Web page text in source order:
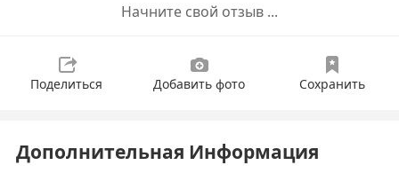
Начните свой отзыв ...
Поделиться Добавить фото Сохранить
Дополнительная Информация